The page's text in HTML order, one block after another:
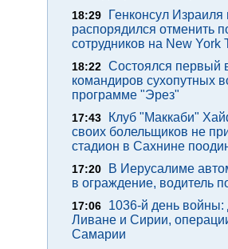
18:29
Генконсул
распорядился отменить
сотрудников на New York
18:22 Состоялся первый
командиров сухопутных
программе "Эрез"
17:43
Клуб "Маккаби"
своих болельщиков не
стадион в Сахнине
17:20
В Иерусалиме
в ограждение, водитель
17:06
1036-й день войны:
Ливане и Сирии,
Самарии